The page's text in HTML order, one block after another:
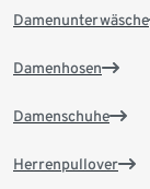
Damenunterwäsche
Damenhosen
Damenschuhe
Herrenpullover